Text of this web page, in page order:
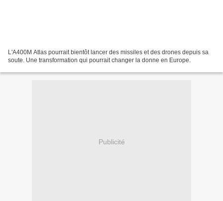
L'A400M Atlas pourrait bientôt lancer des missiles et des drones depuis sa
soute. Une transformation qui pourrait changer la donne en Europe.
Publicité